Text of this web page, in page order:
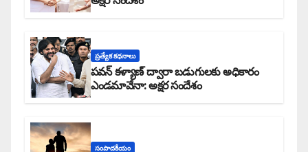
ప్రత్యేక కధనాలు
పవన్ కళ్యాణ్ ద్వారా బడుగులకు అధికారం
ఎండమావేనా: అక్షర సందేశం
సంపాదకీయం